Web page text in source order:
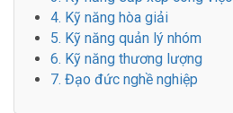
4. Kỹ năng hòa giải
5. Kỹ năng quản lý nhóm
6. Kỹ năng thương lượng
7. Đạo đức nghề nghiệp